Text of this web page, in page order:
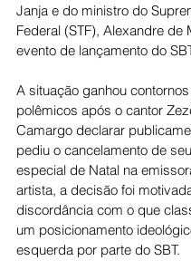
Janja e do ministro do
Federal (STF), Alexandre de
evento de lançamento do
A situação ganhou
polêmicos após o cantor
Camargo declarar
pediu o cancelamento de
especial de Natal na
artista, a decisão foi
discordância com o que
um posicionamento
esquerda por parte do SBT.